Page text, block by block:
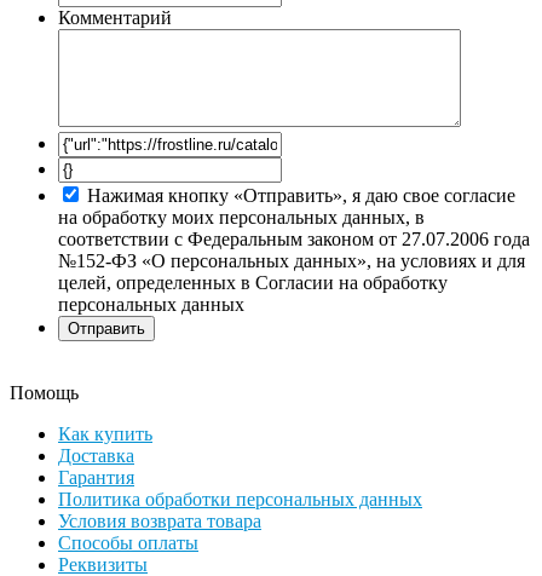
Комментарий
Нажимая кнопку «Отправить», я даю свое согласие
на обработку моих персональных данных, в
соответствии с Федеральным законом от 27.07.2006 года
№152-ФЗ «О персональных данных», на условиях и для
целей, определенных в Согласии на обработку
персональных данных
Помощь
Как купить
Доставка
Гарантия
Политика обработки персональных данных
Условия возврата товара
Способы оплаты
Реквизиты